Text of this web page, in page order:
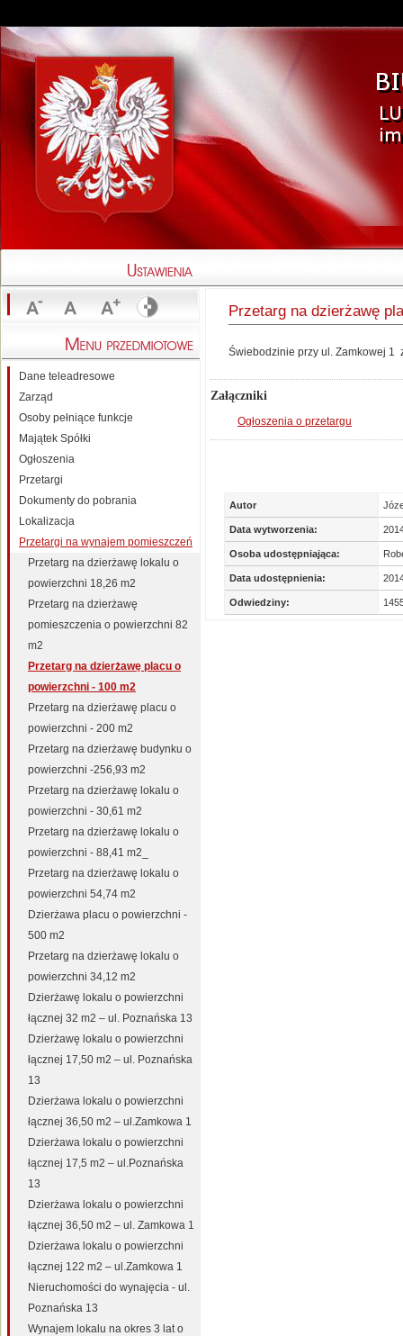
Przetarg na dzierżawę
Świebodzinie przy ul. Zamkowej 1
Załączniki
Ogłoszenia o przetargu
Autor
Data wytworzenia:
Osoba udostępniająca:
Data udostępnienia:
Odwiedziny:
Dane teleadresowe
Zarząd
Osoby pełniące funkcje
Majątek Spółki
Ogłoszenia
Przetargi
Dokumenty do pobrania
Lokalizacja
Przetargi na wynajem pomieszczeń
Przetarg na dzierżawę lokalu o
powierzchni 18,26 m2
Przetarg na dzierżawę
pomieszczenia o powierzchni 82
m2
Przetarg na dzierżawę placu o
powierzchni - 100 m2
Przetarg na dzierżawę placu o
powierzchni - 200 m2
Przetarg na dzierżawę budynku o
powierzchni -256,93 m2
Przetarg na dzierżawę lokalu o
powierzchni - 30,61 m2
Przetarg na dzierżawę lokalu o
powierzchni - 88,41 m2_
Przetarg na dzierżawę lokalu o
powierzchni 54,74 m2
Dzierżawa placu o powierzchni -
500 m2
Przetarg na dzierżawę lokalu o
powierzchni 34,12 m2
Dzierżawę lokalu o powierzchni
łącznej 32 m2 – ul. Poznańska 13
Dzierżawę lokalu o powierzchni
łącznej 17,50 m2 – ul. Poznańska
13
Dzierżawa lokalu o powierzchni
łącznej 36,50 m2 – ul.Zamkowa 1
Dzierżawa lokalu o powierzchni
łącznej 17,5 m2 – ul.Poznańska
13
Dzierżawa lokalu o powierzchni
łącznej 36,50 m2 – ul. Zamkowa 1
Dzierżawa lokalu o powierzchni
łącznej 122 m2 – ul.Zamkowa 1
Nieruchomości do wynajęcia - ul.
Poznańska 13
Wynajem lokalu na okres 3 lat o